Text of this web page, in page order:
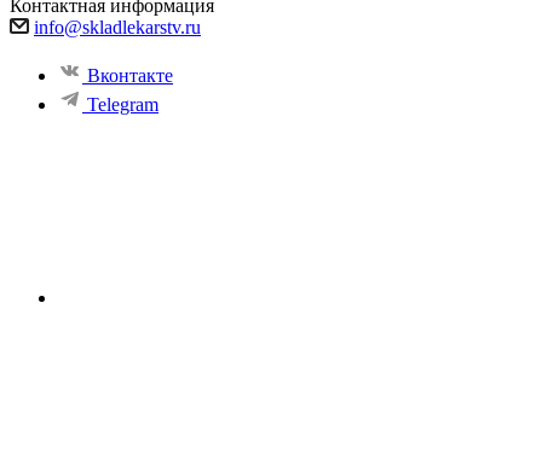
Контактная информация
info@skladlekarstv.ru
Вконтакте
Telegram